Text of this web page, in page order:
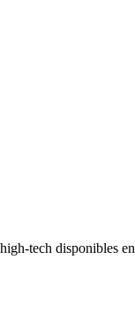
tech disponibles en